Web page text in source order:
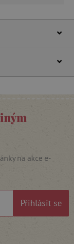
na akce e-
Přihlásit se
cookies
je
Doména